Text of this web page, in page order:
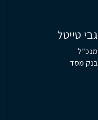
גבי טייטל
מנכ"ל
בנק מסד